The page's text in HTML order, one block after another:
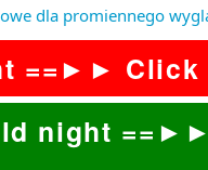
dla promiennego
==►► Click
night